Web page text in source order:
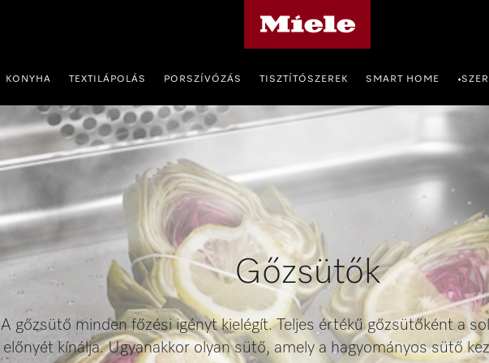
KONYHA TEXTILÁPOLÁS PORSZÍVÓZÁS TISZTÍTÓSZEREK SMART HOME •
Gőzsütők
A gőzsütő minden főzési igényt kielégít. Teljes értékű gőzsütőként a
előnyét kínálja. Ugyanakkor olyan sütő, amely a hagyományos sütő